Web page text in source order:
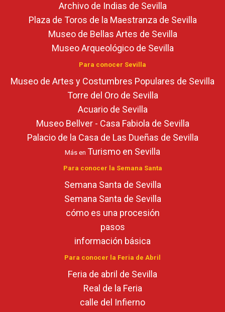
Archivo de Indias de Sevilla
Plaza de Toros de la Maestranza de Sevilla
Museo de Bellas Artes de Sevilla
Museo Arqueológico de Sevilla
Para conocer Sevilla
Museo de Artes y Costumbres Populares de Sevilla
Torre del Oro de Sevilla
Acuario de Sevilla
Museo Bellver - Casa Fabiola de Sevilla
Palacio de la Casa de Las Dueñas de Sevilla
Más en Turismo en Sevilla
Para conocer la Semana Santa
Semana Santa de Sevilla
Semana Santa de Sevilla
cómo es una procesión
pasos
información básica
Para conocer la Feria de Abril
Feria de abril de Sevilla
Real de la Feria
calle del Infierno